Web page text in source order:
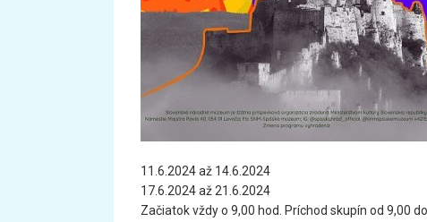
11.6.2024 až 14.6.2024
17.6.2024 až 21.6.2024
Začiatok vždy o 9,00 hod. Príchod skupín od 9,00